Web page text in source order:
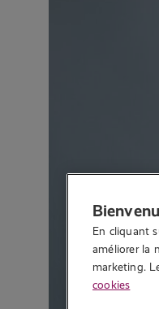
En cliquant
améliorer la
marketing.
cookies